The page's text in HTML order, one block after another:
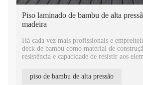
Piso laminado de bambu de alta
madeira
Há cada vez mais profissionais e
deck de bambu como material de
resistência e capacidade de resistir aos
O deck de bambu se tornou uma escolha
projetos ao ar livre. O bambu também é
piso de bambu de alta pressão